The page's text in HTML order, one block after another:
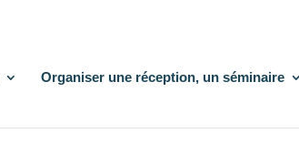
Organiser une réception, un séminaire